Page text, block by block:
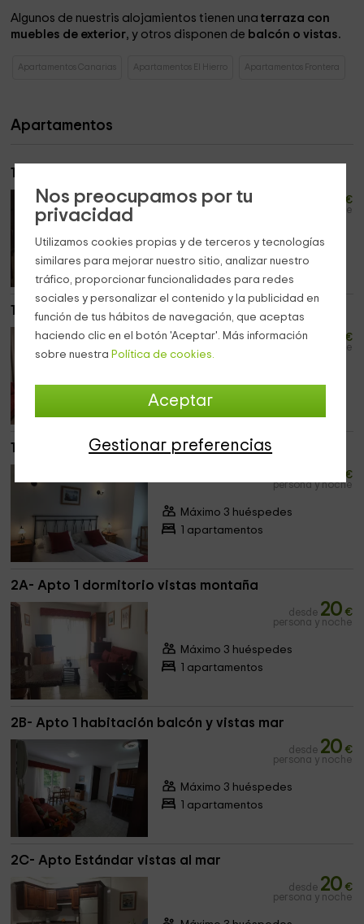
Nos preocupamos por tu
privacidad
Utilizamos cookies propias y de terceros y tecnologías
similares para mejorar nuestro sitio, analizar nuestro
tráfico, proporcionar funcionalidades para redes
sociales y personalizar el contenido y la publicidad en
función de tus hábitos de navegación, que aceptas
haciendo clic en el botón 'Aceptar'. Más información
sobre nuestra Política de cookies.
Aceptar
Gestionar preferencias
Algunos de nuestris alojamientos tienen una terraza con
muebles de exterior, y otros disponen de balcón o vistas.
Apartamentos Canarias Apartamentos El Hierro Apartamentos Frontera
Apartamentos
1A- Apto 1 dormitorio con terraza
€
persona y noche
Máximo 3 huéspedes
1 apartamentos
1B- Apto 1 dormitorio con balcón
desde
€
persona y noche
1 apartamentos
1D- Estudio con terraza
€
persona y noche
Máximo 3 huéspedes
1 apartamentos
2A- Apto 1 dormitorio vistas montaña
desde 20 €
persona y noche
Máximo 3 huéspedes
1 apartamentos
2B- Apto 1 habitación balcón y vistas mar
desde 20 €
persona y noche
Máximo 3 huéspedes
1 apartamentos
2C- Apto Estándar vistas al mar
desde 20 €
persona y noche